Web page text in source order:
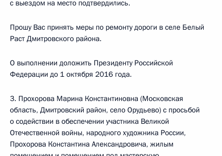
с выездом на место подтвердились.
Прошу Вас принять меры по ремонту дороги в селе Белый
Раст Дмитровского района.
О выполнении доложить Президенту Российской
Федерации до 1 октября 2016 года.
3. Прохорова Марина Константиновна (Московская
область, Дмитровский район, село Орудьево) с просьбой
о содействии в обеспечении участника Великой
Отечественной войны, народного художника России,
Прохорова Константина Александровича, жилым